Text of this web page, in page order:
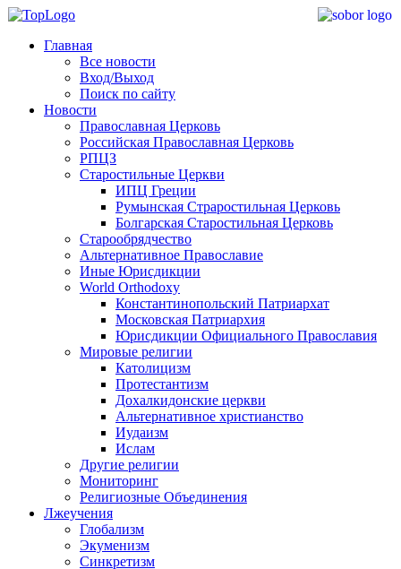
Главная
Все новости
Вход/Выход
Поиск по сайту
Новости
Православная Церковь
Российская Православная Церковь
РПЦЗ
Старостильные Церкви
ИПЦ Греции
Румынская Страростильная Церковь
Болгарская Старостильная Церковь
Старообрядчество
Альтернативное Православие
Иные Юрисдикции
World Orthodoxy
Константинопольский Патриархат
Московская Патриархия
Юрисдикции Официального Православия
Мировые религии
Католицизм
Протестантизм
Дохалкидонские церкви
Альтернативное христианство
Иудаизм
Ислам
Другие религии
Мониторинг
Религиозные Объединения
Лжеучения
Глобализм
Экуменизм
Синкретизм